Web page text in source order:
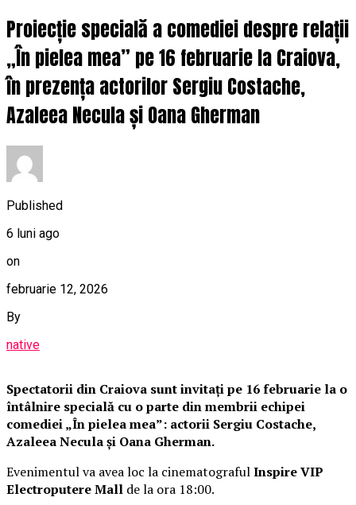
Proiecție specială a comediei despre relații
„În pielea mea” pe 16 februarie la Craiova,
în prezența actorilor Sergiu Costache,
Azaleea Necula și Oana Gherman
Published
6 luni ago
on
februarie 12, 2026
By
native
Spectatorii din Craiova sunt invitați pe 16 februarie la o
întâlnire specială cu o parte din membrii echipei
comediei „În pielea mea”: actorii Sergiu Costache,
Azaleea Necula și Oana Gherman.
Evenimentul va avea loc la cinematografulInspire VIP
Electroputere Mall de la ora 18:00.